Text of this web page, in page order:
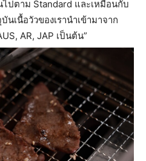
ไปตาม Standard และเหมือนกับ
เนื้อวัวของเรานำเข้ามาจาก
AR, JAP เป็นต้น”